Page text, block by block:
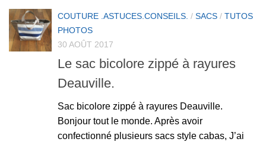
COUTURE .ASTUCES.CONSEILS. / SACS / TUTOS
PHOTOS
30 AOÛT 2017
Le sac bicolore zippé à rayures
Deauville.
Sac bicolore zippé à rayures Deauville.
Bonjour tout le monde. Après avoir
confectionné plusieurs sacs style cabas, J’ai